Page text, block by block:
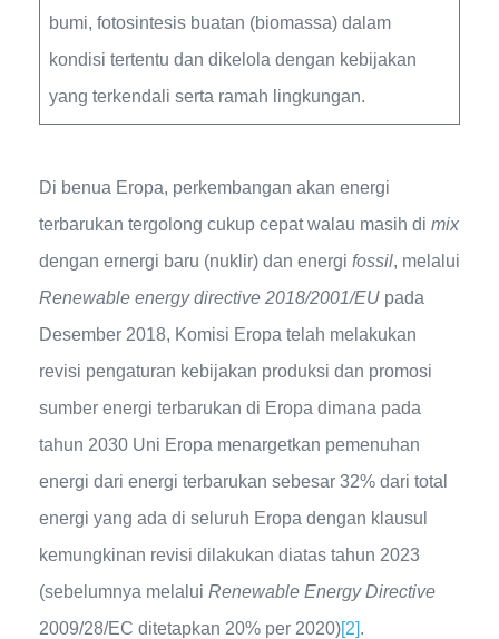
bumi, fotosintesis buatan (biomassa) dalam
kondisi tertentu dan dikelola dengan kebijakan
yang terkendali serta ramah lingkungan.
Di benua Eropa, perkembangan akan energi
terbarukan tergolong cukup cepat walau masih di mix
dengan ernergi baru (nuklir) dan energi fossil, melalui
Renewable energy directive 2018/2001/EU pada
Desember 2018, Komisi Eropa telah melakukan
revisi pengaturan kebijakan produksi dan promosi
sumber energi terbarukan di Eropa dimana pada
tahun 2030 Uni Eropa menargetkan pemenuhan
energi dari energi terbarukan sebesar 32% dari total
energi yang ada di seluruh Eropa dengan klausul
kemungkinan revisi dilakukan diatas tahun 2023
(sebelumnya melalui Renewable Energy Directive
2009/28/EC ditetapkan 20% per 2020)[2].